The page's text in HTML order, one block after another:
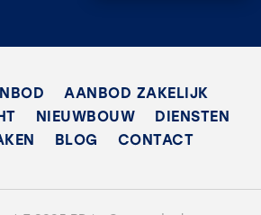
AANBOD ZAKELIJK
NIEUWBOUW
DIENSTEN
BLOG CONTACT